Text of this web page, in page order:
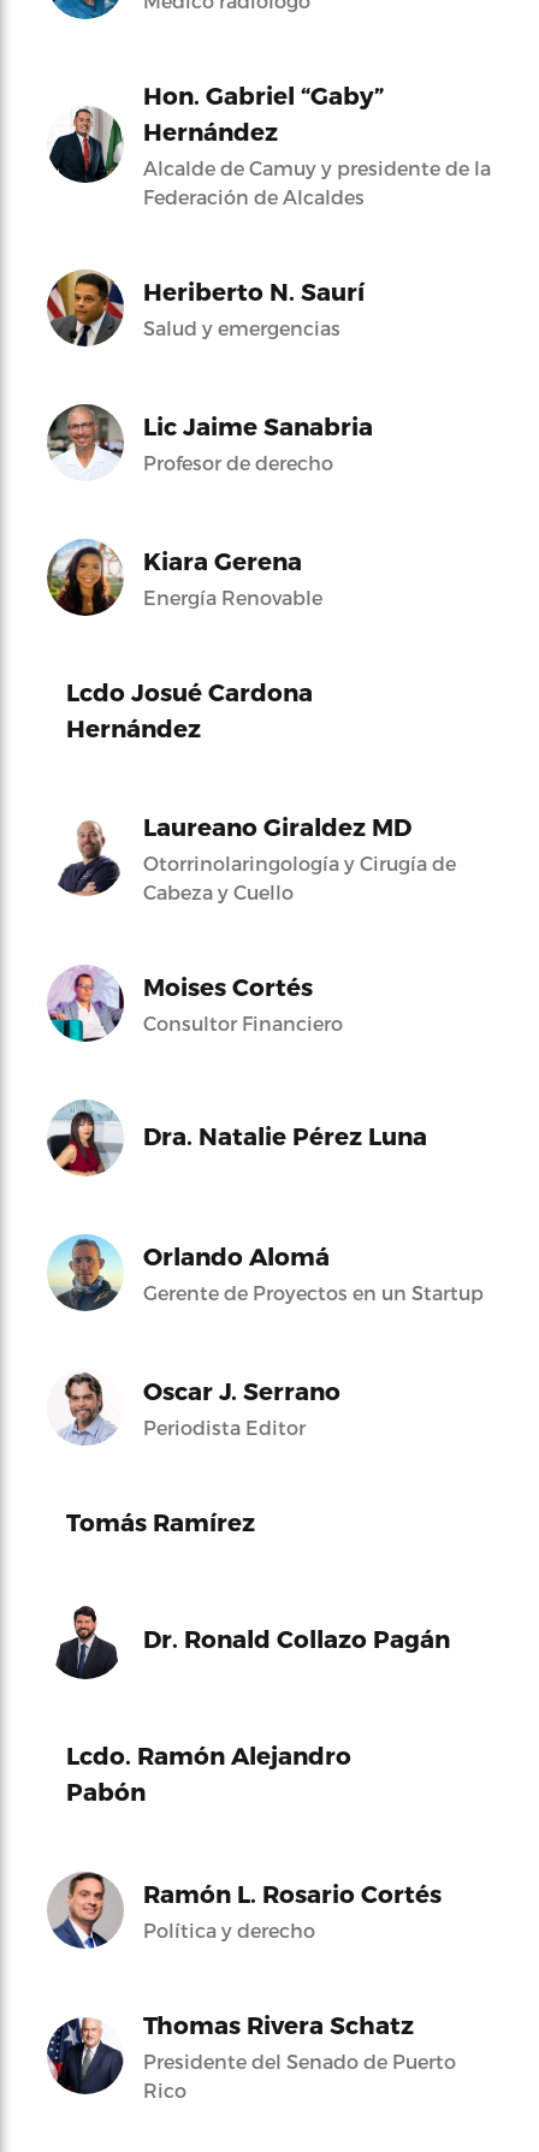
Hon. Gabriel “Gaby”
Hernández
Alcalde de Camuy y presidente de la
Federación de Alcaldes
Heriberto N. Saurí
Salud y emergencias
Lic Jaime Sanabria
Profesor de derecho
Kiara Gerena
Energía Renovable
Lcdo Josué Cardona
Hernández
Laureano Giraldez MD
Otorrinolaringología y Cirugía de
Cabeza y Cuello
Moises Cortés
Consultor Financiero
Dra. Natalie Pérez Luna
Orlando Alomá
Gerente de Proyectos en un Startup
Oscar J. Serrano
Periodista Editor
Tomás Ramírez
Dr. Ronald Collazo Pagán
Lcdo. Ramón Alejandro
Pabón
Ramón L. Rosario Cortés
Política y derecho
Thomas Rivera Schatz
Presidente del Senado de Puerto
Rico